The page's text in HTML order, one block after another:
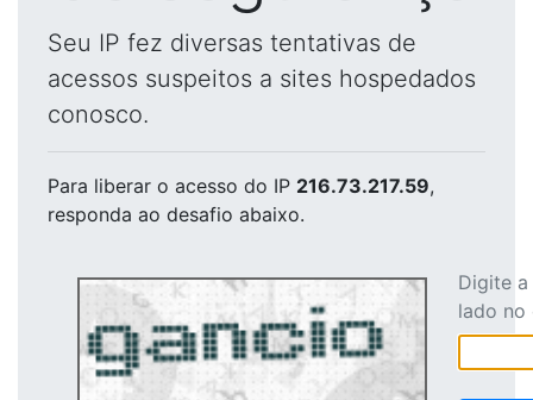
Seu IP fez diversas tentativas de
acessos suspeitos a sites hospedados
conosco.
Para liberar o acesso do IP 216.73.217.59,
responda ao desafio abaixo.
Digite
lado no